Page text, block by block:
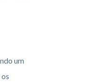
um